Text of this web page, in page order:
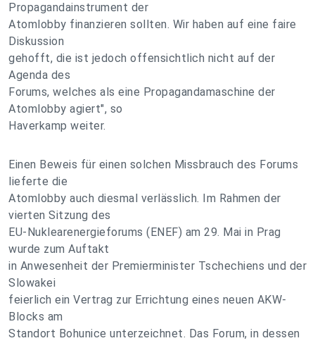
Propagandainstrument der
Atomlobby finanzieren sollten. Wir haben auf eine faire
Diskussion
gehofft, die ist jedoch offensichtlich nicht auf der
Agenda des
Forums, welches als eine Propagandamaschine der
Atomlobby agiert", so
Haverkamp weiter.
Einen Beweis für einen solchen Missbrauch des Forums
lieferte die
Atomlobby auch diesmal verlässlich. Im Rahmen der
vierten Sitzung des
EU-Nuklearenergieforums (ENEF) am 29. Mai in Prag
wurde zum Auftakt
in Anwesenheit der Premierminister Tschechiens und der
Slowakei
feierlich ein Vertrag zur Errichtung eines neuen AKW-
Blocks am
Standort Bohunice unterzeichnet. Das Forum, in dessen